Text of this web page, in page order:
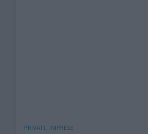
PRIVATI, IMPRESE